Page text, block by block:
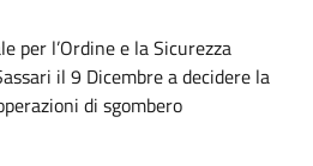
per l’Ordine e la Sicurezza
il 9 Dicembre a decidere la
di sgombero